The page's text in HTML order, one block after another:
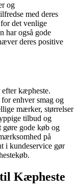
og
med deres
det venlige
har også gode
deres positive
kæpheste.
enhver smag og
mærker, størrelser
tilbud og
gøre gode køb og
på
i kundeservice gør
Kæpheste